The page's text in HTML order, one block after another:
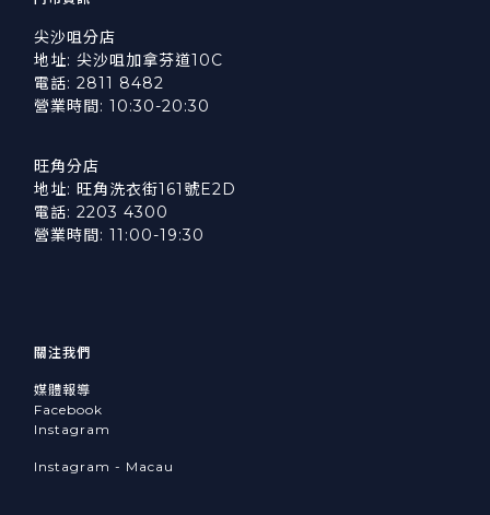
尖沙咀分店
地址: 尖沙咀加拿芬道10C
電話: 2811 8482
營業時間: 10:30-20:30
旺角分店
地址: 旺角洗衣街161號E2D
電話: 2203 4300
營業時間: 11:00-19:30
關注我們
媒體報導
Facebook
Instagram
Instagram - Macau